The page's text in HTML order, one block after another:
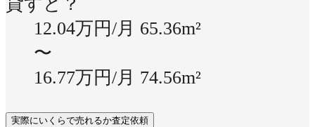
12.04万円/月 65.36m²
〜
16.77万円/月 74.56m²
実際にいくらで売れるか査定依頼